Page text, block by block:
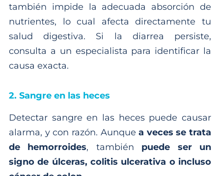
también impide la adecuada absorción de
nutrientes, lo cual afecta directamente tu
salud digestiva. Si la diarrea persiste,
consulta a un especialista para identificar la
causa exacta.
2. Sangre en las heces
Detectar sangre en las heces puede causar
alarma, y con razón. Aunquea veces se trata
de hemorroides, también puede ser un
signo de úlceras, colitis ulcerativa o incluso